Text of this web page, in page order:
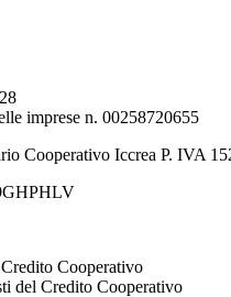
imprese n. 00258720655
Cooperativo Iccrea P. IVA
Cooperativo
del Credito Cooperativo